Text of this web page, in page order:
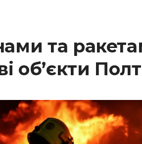
та
об’єкти